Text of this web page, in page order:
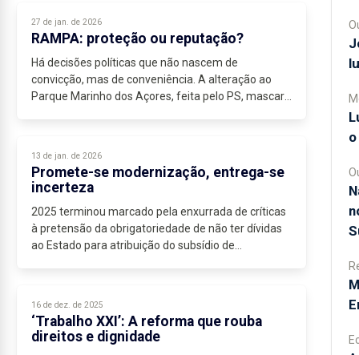
27 de jan. de 2026
RAMPA: proteção ou reputação?
Há decisões políticas que não nascem de
convicção, mas de conveniência. A alteração ao
Parque Marinho dos Açores, feita pelo PS, mascara
13 de jan. de 2026
Promete-se modernização, entrega-se
incerteza
2025 terminou marcado pela enxurrada de críticas
à pretensão da obrigatoriedade de não ter dívidas
ao Estado para atribuição do subsídio de
16 de dez. de 2025
‘Trabalho XXI’: A reforma que rouba
direitos e dignidade